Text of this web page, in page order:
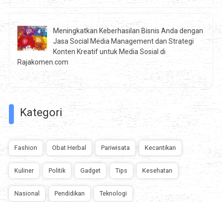
Meningkatkan Keberhasilan Bisnis Anda dengan
Jasa Social Media Management dan Strategi
Konten Kreatif untuk Media Sosial di
Rajakomen.com
Kategori
Fashion Obat Herbal Pariwisata Kecantikan
Kuliner Politik Gadget Tips Kesehatan
Nasional Pendidikan Teknologi